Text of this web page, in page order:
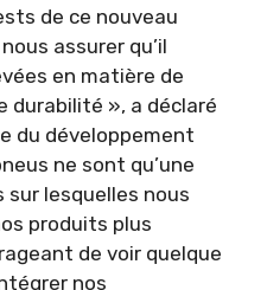
de ce nouveau
assurer qu’il
en matière de
durabilité », a déclaré
du développement
ne sont qu’une
lesquelles nous
produits plus
de voir quelque
nos